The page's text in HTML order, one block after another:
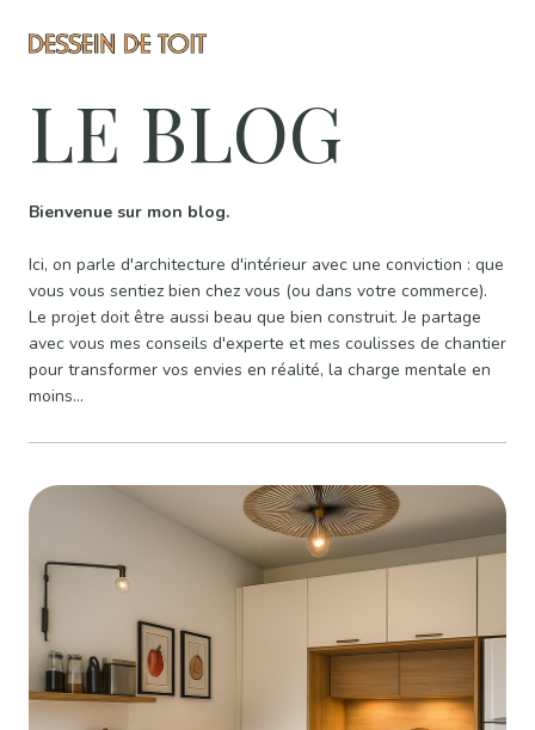
LE BLOG
Bienvenue sur mon blog.
Ici, on parle d'architecture d'intérieur avec une conviction : que
vous vous sentiez bien chez vous (ou dans votre commerce).
Le projet doit être aussi beau que bien construit. Je partage
avec vous mes conseils d'experte et mes coulisses de chantier
pour transformer vos envies en réalité, la charge mentale en
moins...